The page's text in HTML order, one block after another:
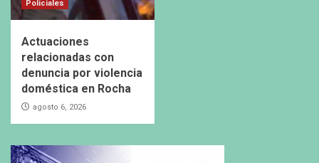
Policiales
Actuaciones
relacionadas con
denuncia por violencia
doméstica en Rocha
agosto 6, 2026